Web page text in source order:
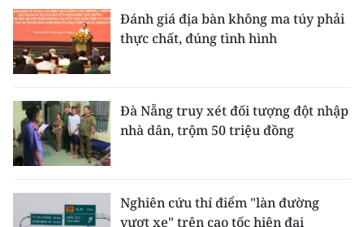
Đánh giá địa bàn không ma túy phải
thực chất, đúng tình hình
Đà Nẵng truy xét đối tượng đột nhập
nhà dân, trộm 50 triệu đồng
Nghiên cứu thí điểm "làn đường
vượt xe" trên cao tốc hiện đại